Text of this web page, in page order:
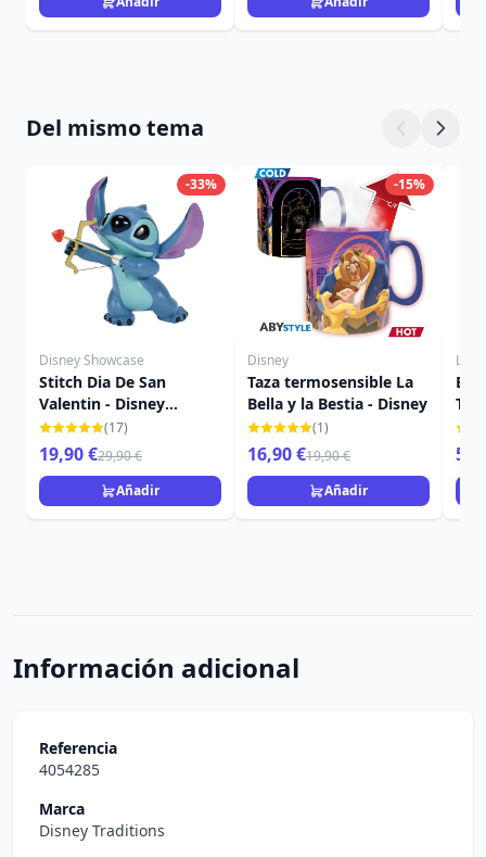
Del mismo tema
-33%
Disney Showcase
Stitch Dia De San
Valentin - Disney
Showcase Stitch
(17)
19,90 €29,90 €
Añadir
-15%
Disney
Taza termosensible La
Bella y la Bestia - Disney
(1)
16,90 €19,90 €
Añadir
Información adicional
Referencia
4054285
Marca
Disney Traditions